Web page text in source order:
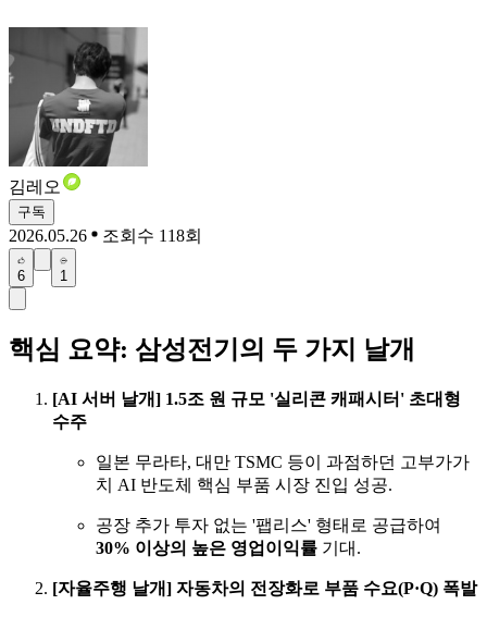
김레오
구독
2026.05.26 조회수 118회
6 1
핵심 요약: 삼성전기의 두 가지 날개
[AI 서버 날개] 1.5조 원 규모 '실리콘 캐패시터' 초대형
수주
일본 무라타, 대만 TSMC 등이 과점하던 고부가가
치 AI 반도체 핵심 부품 시장 진입 성공.
공장 추가 투자 없는 '팹리스' 형태로 공급하여
30% 이상의 높은 영업이익률 기대.
[자율주행 날개] 자동차의 전장화로 부품 수요(P·Q) 폭발